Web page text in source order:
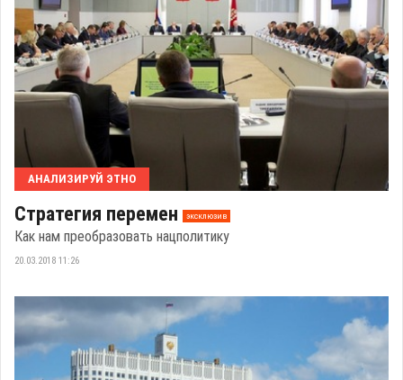
АНАЛИЗИРУЙ ЭТНО
Стратегия перемен эксклюзив
Как нам преобразовать нацполитику
20.03.2018 11:26